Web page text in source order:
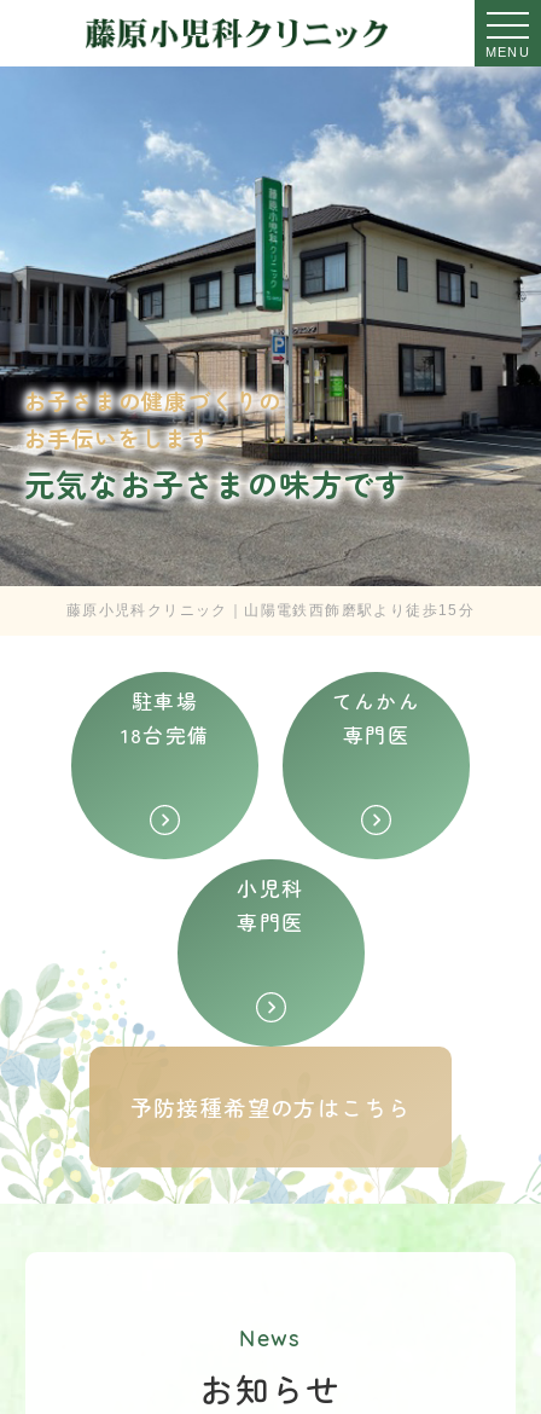
MENU
お子さまの健康づくりの
お手伝いをします
元気なお子さまの味方です
藤原小児科クリニック｜山陽電鉄西飾磨駅より徒歩15分
駐車場
18台完備
てんかん
専門医
小児科
専門医
予防接種希望の方はこちら
News
お知らせ